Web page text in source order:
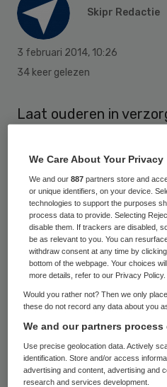
Skipr Redactie
3 februari 2014, 10:26
34 keer gelezen
Laat ouderen in
zonnebank gaan. Dat
vitamine D-niveau en
hun moraal. Dat stelt
ouderengeneeskunde
maandag promoveert
75 procent van de
en
vitamine D binnen,
onderzoek.
We Care About Your Privacy
We and our887 partners store and
or unique identifiers, on your device.
technologies to support the purposes
process data to provide. Selecting
disable them. If trackers are disabled,
be as relevant to you. You can
withdraw consent at any time by
bottom of the webpage. Your choices
more details, refer to our Privacy Policy.
Would you rather not? Then we only
these do not record any data about you
We and our partners
Use precise geolocation data. Actively
identification. Store and/or access
advertising and content, advertising and
research and services development.